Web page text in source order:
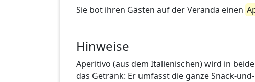
Sie bot ihren Gästen auf der Veranda einen
Hinweise
Aperitivo (aus dem Italienischen) wird in
das Getränk: Er umfasst die ganze Snack-